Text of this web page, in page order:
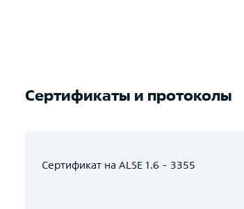
Сертификаты и протоколы
Сертификат на ALSE 1.6 - 3355